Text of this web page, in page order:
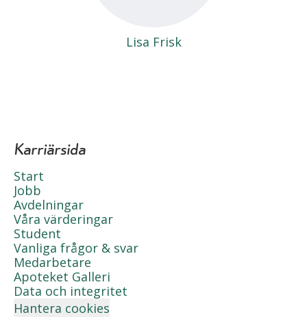
Lisa Frisk
Karriärsida
Start
Jobb
Avdelningar
Våra värderingar
Student
Vanliga frågor & svar
Medarbetare
Apoteket Galleri
Data och integritet
Hantera cookies